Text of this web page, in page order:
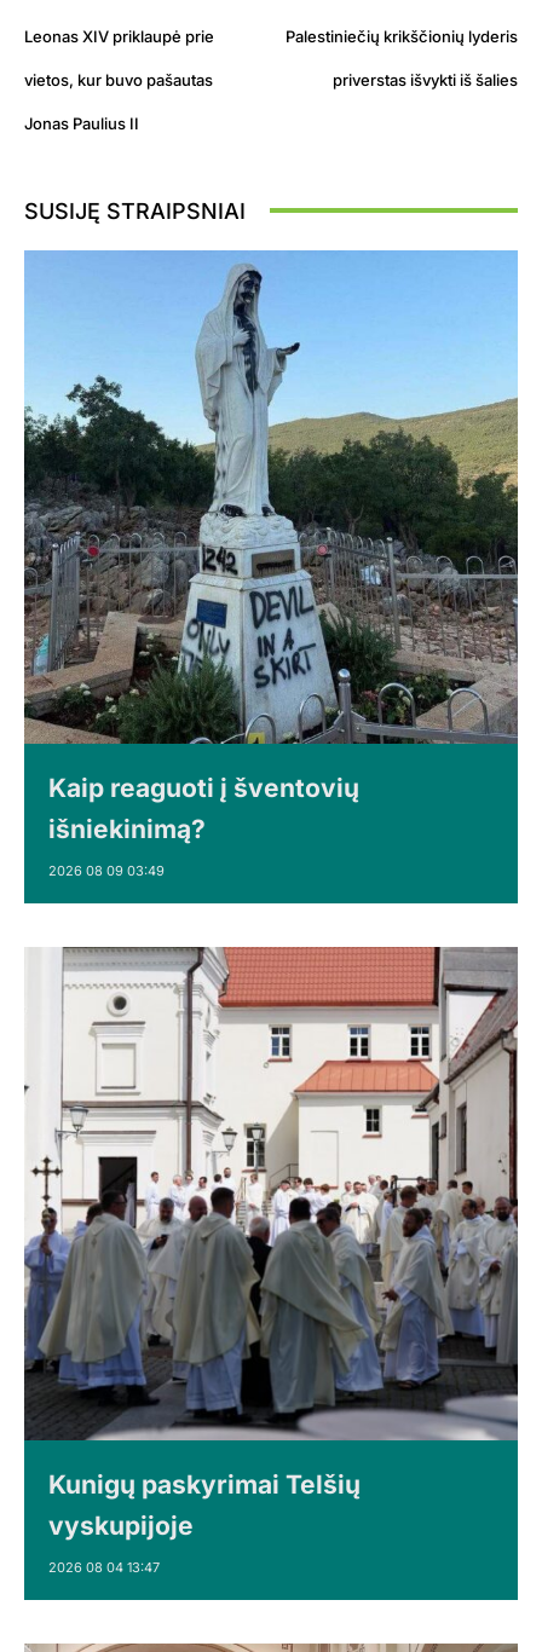
Leonas XIV priklaupė prie
vietos, kur buvo pašautas
Jonas Paulius II
Palestiniečių krikščionių lyderis
priverstas išvykti iš šalies
SUSIJĘ STRAIPSNIAI
Kaip reaguoti į šventovių
išniekinimą?
2026 08 09 03:49
Kunigų paskyrimai Telšių
vyskupijoje
2026 08 04 13:47